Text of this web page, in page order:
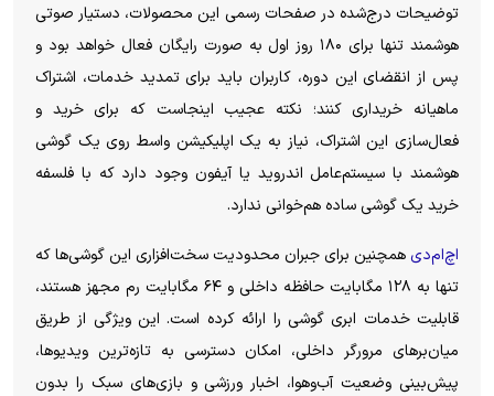
توضیحات درج‌شده در صفحات رسمی این محصولات، دستیار صوتی
هوشمند تنها برای ۱۸۰ روز اول به صورت رایگان فعال خواهد بود و
پس از انقضای این دوره، کاربران باید برای تمدید خدمات، اشتراک
ماهیانه خریداری کنند؛ نکته عجیب اینجاست که برای خرید و
فعال‌سازی این اشتراک، نیاز به یک اپلیکیشن واسط روی یک گوشی
هوشمند با سیستم‌عامل اندروید یا آیفون وجود دارد که با فلسفه
خرید یک گوشی ساده هم‌خوانی ندارد.
اچ‌ام‌دیهمچنین برای جبران محدودیت سخت‌افزاری این گوشی‌ها که
تنها به ۱۲۸ مگابایت حافظه داخلی و ۶۴ مگابایت رم مجهز هستند،
قابلیت خدمات ابری گوشی را ارائه کرده است. این ویژگی از طریق
میان‌برهای مرورگر داخلی، امکان دسترسی به تازه‌ترین ویدیوها،
پیش‌بینی وضعیت آب‌وهوا، اخبار ورزشی و بازی‌های سبک را بدون